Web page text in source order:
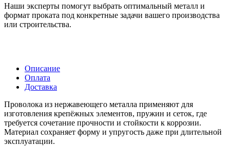
Наши эксперты помогут выбрать оптимальный металл и
формат проката под конкретные задачи вашего производства
или строительства.
Описание
Оплата
Доставка
Проволока из нержавеющего металла применяют для
изготовления крепёжных элементов, пружин и сеток, где
требуется сочетание прочности и стойкости к коррозии.
Материал сохраняет форму и упругость даже при длительной
эксплуатации.